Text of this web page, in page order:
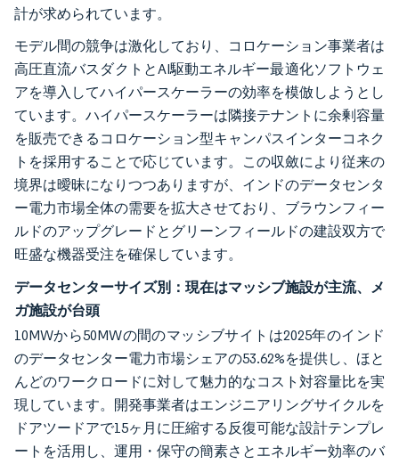
計が求められています。
モデル間の競争は激化しており、コロケーション事業者は
高圧直流バスダクトとAI駆動エネルギー最適化ソフトウェ
アを導入してハイパースケーラーの効率を模倣しようとし
ています。ハイパースケーラーは隣接テナントに余剰容量
を販売できるコロケーション型キャンパスインターコネク
トを採用することで応じています。この収斂により従来の
境界は曖昧になりつつありますが、インドのデータセンタ
ー電力市場全体の需要を拡大させており、ブラウンフィー
ルドのアップグレードとグリーンフィールドの建設双方で
旺盛な機器受注を確保しています。
データセンターサイズ別：現在はマッシブ施設が主流、メ
ガ施設が台頭
10MWから50MWの間のマッシブサイトは2025年のインド
のデータセンター電力市場シェアの53.62%を提供し、ほと
んどのワークロードに対して魅力的なコスト対容量比を実
現しています。開発事業者はエンジニアリングサイクルを
ドアツードアで15ヶ月に圧縮する反復可能な設計テンプレ
ートを活用し、運用・保守の簡素さとエネルギー効率のバ